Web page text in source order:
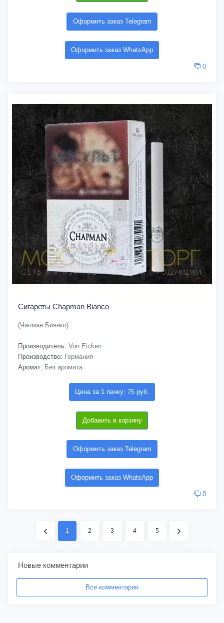
Оформить заказ Telegram
Оформить заказ WhatsApp
0
Сигареты Chapman Bianco
(Чапман Биянко)
Производитель: Von Eicken
Производство: Германия
Аромат: Без аромата
Цена за 1 пачку: 75 руб.
Добавить в корзину
Оформить заказ Telegram
Оформить заказ WhatsApp
0
1 2 3 4 5
Новые комментарии
Все комментарии